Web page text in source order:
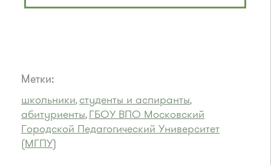
Метки:
школьники, студенты и аспиранты,
абитуриенты, ГБОУ ВПО Московский
Городской Педагогический Университет
(МГПУ)